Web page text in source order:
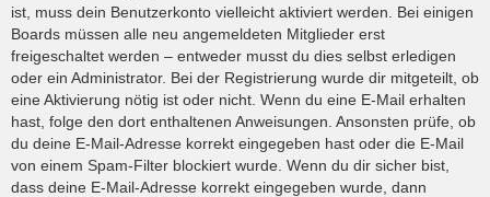
ist, muss dein Benutzerkonto vielleicht aktiviert werden. Bei einigen
Boards müssen alle neu angemeldeten Mitglieder erst
freigeschaltet werden – entweder musst du dies selbst erledigen
oder ein Administrator. Bei der Registrierung wurde dir mitgeteilt, ob
eine Aktivierung nötig ist oder nicht. Wenn du eine E-Mail erhalten
hast, folge den dort enthaltenen Anweisungen. Ansonsten prüfe, ob
du deine E-Mail-Adresse korrekt eingegeben hast oder die E-Mail
von einem Spam-Filter blockiert wurde. Wenn du dir sicher bist,
dass deine E-Mail-Adresse korrekt eingegeben wurde, dann